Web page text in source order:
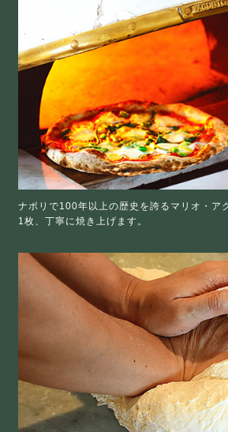
ナポリで100年以上の歴史を誇るマリオ・ア
1枚、丁寧に焼き上げます。